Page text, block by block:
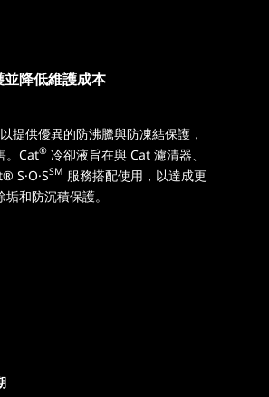
降低維護成本
提供優異的防沸騰與防凍結保護，
。Cat® 冷卻液旨在與 Cat 濾清器、
S·O·SSM 服務搭配使用，以達成更
和防沉積保護。